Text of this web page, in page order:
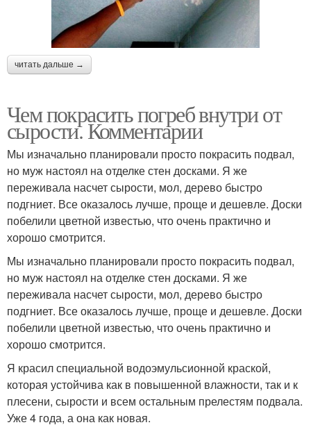
читать дальше →
Чем покрасить погреб внутри от
сырости. Комментарии
Мы изначально планировали просто покрасить подвал,
но муж настоял на отделке стен досками. Я же
переживала насчет сырости, мол, дерево быстро
подгниет. Все оказалось лучше, проще и дешевле. Доски
побелили цветной известью, что очень практично и
хорошо смотрится.
Мы изначально планировали просто покрасить подвал,
но муж настоял на отделке стен досками. Я же
переживала насчет сырости, мол, дерево быстро
подгниет. Все оказалось лучше, проще и дешевле. Доски
побелили цветной известью, что очень практично и
хорошо смотрится.
Я красил специальной водоэмульсионной краской,
которая устойчива как в повышенной влажности, так и к
плесени, сырости и всем остальным прелестям подвала.
Уже 4 года, а она как новая.